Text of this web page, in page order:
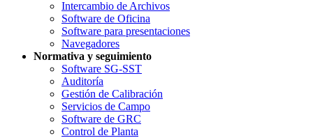
Intercambio de Archivos
Software de Oficina
Software para presentaciones
Navegadores
Normativa y seguimiento
Software SG-SST
Auditoría
Gestión de Calibración
Servicios de Campo
Software de GRC
Control de Planta